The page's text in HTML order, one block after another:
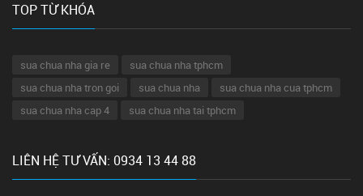
TOP TỪ KHÓA
sua chua nha gia re
sua chua nha tphcm
sua chua nha tron goi
sua chua nha
sua chua nha cua tphcm
sua chua nha cap 4
sua chua nha tai tphcm
LIÊN HỆ TƯ VẤN: 0934 13 44 88